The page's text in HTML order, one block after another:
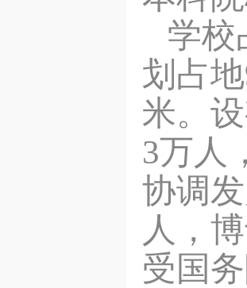
学校
划占
米。
3万人
协调
人，
受国